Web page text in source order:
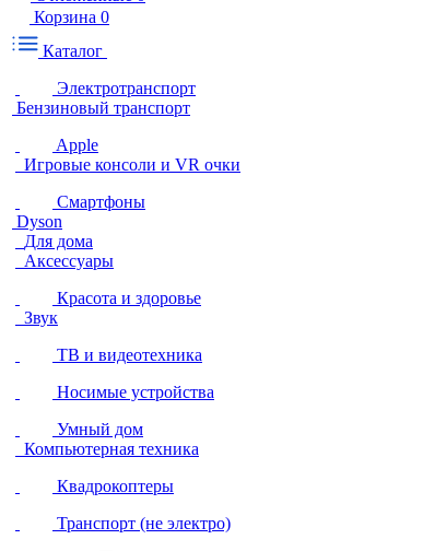
Корзина 0
Каталог
Электротранспорт
Бензиновый транспорт
Apple
Игровые консоли и VR очки
Смартфоны
Dyson
Для дома
Аксессуары
Красота и здоровье
Звук
ТВ и видеотехника
Носимые устройства
Умный дом
Компьютерная техника
Квадрокоптеры
Транспорт (не электро)